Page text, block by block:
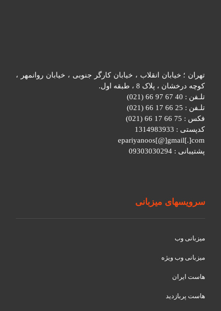
تهران ؛ خیابان انقلاب ، خیابان کارگر جنوبی ، خیابان روانمهر ،
کوچه درخشان ، پلاک 8 ، طبقه اول.
تلـفن : 40 67 97 66 (021)
تلـفن : 25 66 17 66 (021)
فکس : 75 66 17 66 (021)
کدپستی : 1314983933
epariyanoos[@]gmail[.]com
پشتیبانی : 09303030294
سرویسهای میزبانی
میزبانی وب
میزبانی وب ویژه
هاست ایران
هاست پربازدید